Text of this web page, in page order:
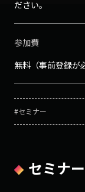
ださい。
参加費
無料（事前登録が
#セミナー
セミナ